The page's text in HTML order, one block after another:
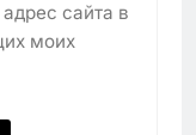
сайта в
моих